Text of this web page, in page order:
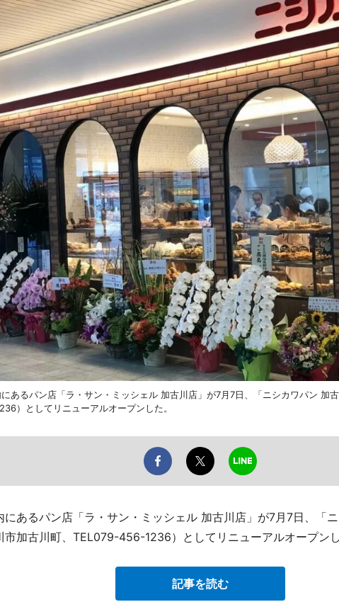
あるパン店「ラ・サン・ミッシェル 加古川店」が7月7日、「ニシカワパン 加古
）としてリニューアルオープンした。
にあるパン店「ラ・サン・ミッシェル 加古川店」が7月7日、「
市加古川町、TEL079-456-1236）としてリニューアルオープンし
記事を読む